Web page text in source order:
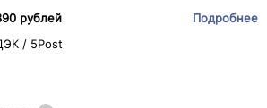
рублей
Подробнее
/ 5Post